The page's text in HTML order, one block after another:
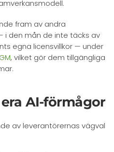
fram av andra
den mån de inte täcks av
egna licensvillkor — under
, vilket gör dem tillgängliga
AI-förmågor
av leverantörernas vägval